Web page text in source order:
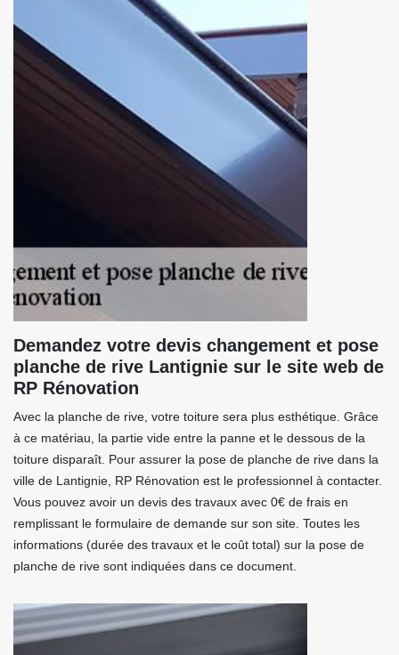
Demandez votre devis changement et pose
planche de rive Lantignie sur le site web de
RP Rénovation
Avec la planche de rive, votre toiture sera plus esthétique. Grâce
à ce matériau, la partie vide entre la panne et le dessous de la
toiture disparaît. Pour assurer la pose de planche de rive dans la
ville de Lantignie, RP Rénovation est le professionnel à contacter.
Vous pouvez avoir un devis des travaux avec 0€ de frais en
remplissant le formulaire de demande sur son site. Toutes les
informations (durée des travaux et le coût total) sur la pose de
planche de rive sont indiquées dans ce document.